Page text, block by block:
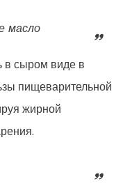
масло
в сыром виде в
пищеварительной
жирной